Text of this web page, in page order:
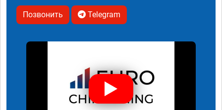
Позвонить Telegram